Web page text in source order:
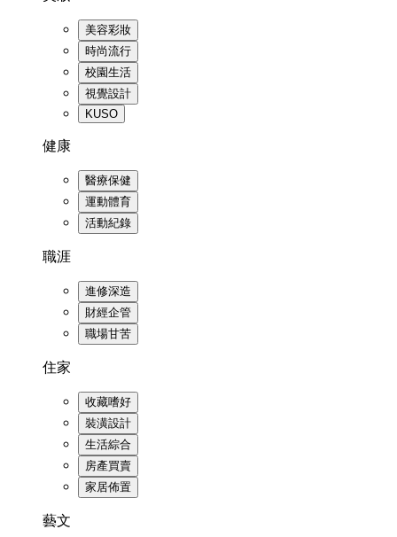
美容彩妝
時尚流行
校園生活
視覺設計
KUSO
健康
醫療保健
運動體育
活動紀錄
職涯
進修深造
財經企管
職場甘苦
住家
收藏嗜好
裝潢設計
生活綜合
房產買賣
家居佈置
藝文